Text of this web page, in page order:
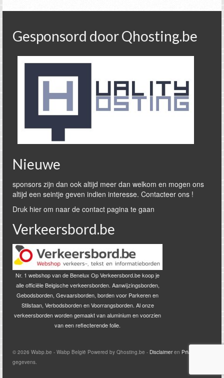
Gesponsord door Qhosting.be
Nieuwe
sponsors zijn dan ook altijd meer dan welkom en mogen ons
altijd een seintje geven indien interesse. Contacteer ons !
Druk hier om naar de contact pagina te gaan
Verkeersbord.be
Nr. 1 webshop van de Benelux Op Verkeersbord.be koop je
alle officiële Belgische verkeersborden. Aanwijzingsborden,
Gebodsborden, Gevaarsborden, borden voor Parkeren en
Stilstaan, Verbodsborden en Voorrangsborden. Al onze
verkeersborden worden gemaakt van aluminium en voorzien
van een reflecterende folie.
© 2026 Wabp.be - Wabp België Powered by Qhosting.be - Disclaimeren Privacy
gegevens.